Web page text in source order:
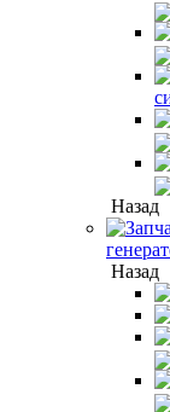
Назад
Назад